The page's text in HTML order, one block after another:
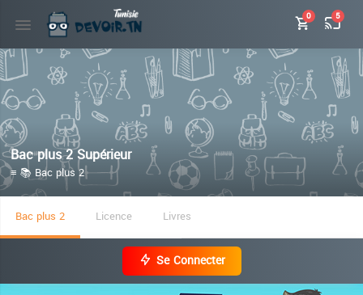
0 5
Bac plus 2 Supérieur
≡ 📚 Bac plus 2
Bac plus 2 Licence Livres
Se Connecter